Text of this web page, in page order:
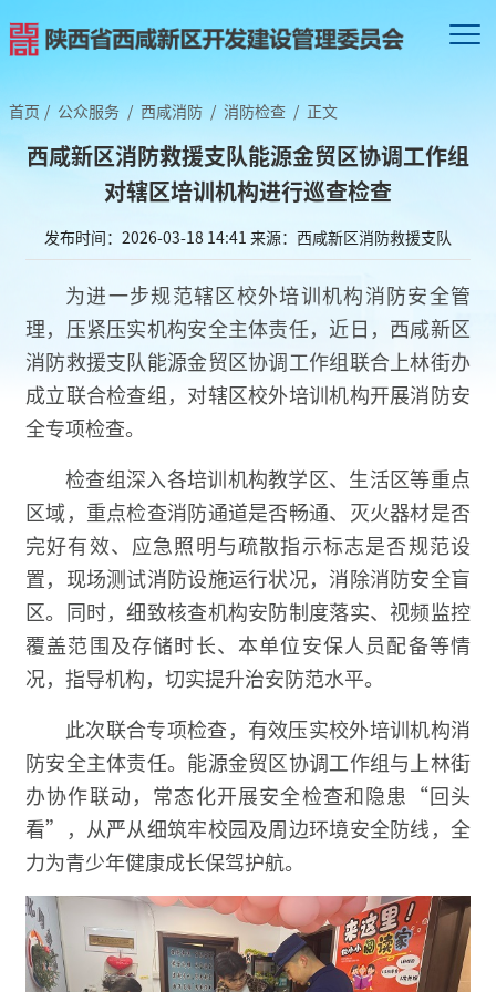
首页 / 公众服务 / 西咸消防 / 消防检查 / 正文
西咸新区消防救援支队能源金贸区协调工作组
对辖区培训机构进行巡查检查
发布时间：2026-03-18 14:41 来源：西咸新区消防救援支队
为进一步规范辖区校外培训机构消防安全管
理，压紧压实机构安全主体责任，近日，西咸新区
消防救援支队能源金贸区协调工作组联合上林街办
成立联合检查组，对辖区校外培训机构开展消防安
全专项检查。
检查组深入各培训机构教学区、生活区等重点
区域，重点检查消防通道是否畅通、灭火器材是否
完好有效、应急照明与疏散指示标志是否规范设
置，现场测试消防设施运行状况，消除消防安全盲
区。同时，细致核查机构安防制度落实、视频监控
覆盖范围及存储时长、本单位安保人员配备等情
况，指导机构，切实提升治安防范水平。
此次联合专项检查，有效压实校外培训机构消
防安全主体责任。能源金贸区协调工作组与上林街
办协作联动，常态化开展安全检查和隐患“回头
看”，从严从细筑牢校园及周边环境安全防线，全
力为青少年健康成长保驾护航。